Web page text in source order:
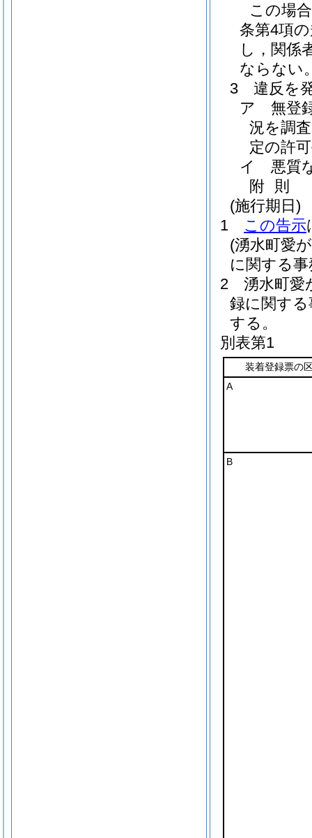
この場
条第4項
し，関係
ならない
3 違反を
ア 無登
況を調
定の許
イ 悪質
附 則
(施行期日)
1
この告示
(湧水町愛
に関する
2
湧水町愛
録に関す
する。
別表第1
装着登録票の
A
B